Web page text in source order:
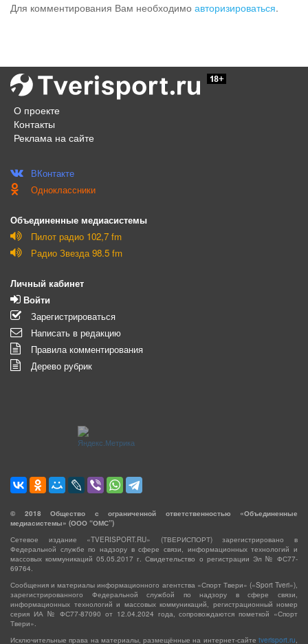
Для комментирования Вам необходимо авторизироваться.
О проекте
Контакты
Реклама на сайте
ВКонтакте
Одноклассники
Объединенные медиасистемы
Пилот радио 102,7 fm
Радио Звезда 98.5 fm
Личный кабинет
Войти
Зарегистрироваться
Написать в редакцию
Правила комментирования
Дерево рубрик
© 2018 Общество с ограниченной ответственностью «Объединенные
медиасистемы» (ООО “ОМС”)
Сетевое издание «TVERISPORT.RU» (ТВЕРИСПОРТ) зарегистрировано в
Федеральной службе по надзору в сфере связи, информационных технологий и
массовых коммуникаций 05.05.2017 г. Свидетельство о регистрации Эл № ФС77-
69764.
Сообщения и материалы информационного агентства «Спорт Твери» («Sport Tveri»),
зарегистрированного Федеральной службой по надзору в сфере связи,
информационных технологий и массовых коммуникаций, регистрационный номер
серия ИА № ФС77-87090 от 12.04.2024 года, сопровождаются пометкой «Спорт
Твери».
Исключительные права на материалы, размещённые на интернет-сайте tverisport.ru,